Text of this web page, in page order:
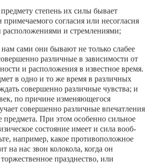
степень их силы бывает
примечаемого согласия или несогласия
и стремлениями;
сами они бывают не толь­ко слабее
различные в зависимости от
и расположе­ния в известное время.
в одно и то же время в различных
совершенно различные чувства; и
по причине изменяющегося
совершенно различные впечатления
предмета. При этом особенно сильное
состояние имеет и сила вооб­
например, какое противопо­ложное
на нас звон колокола, когда он
праздне­ство, или